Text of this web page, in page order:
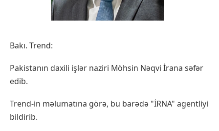
Bakı. Trend:
Pakistanın daxili işlər naziri Möhsin Nəqvi İrana səfər
edib.
Trend-in məlumatına görə, bu barədə "İRNA" agentliyi
bildirib.